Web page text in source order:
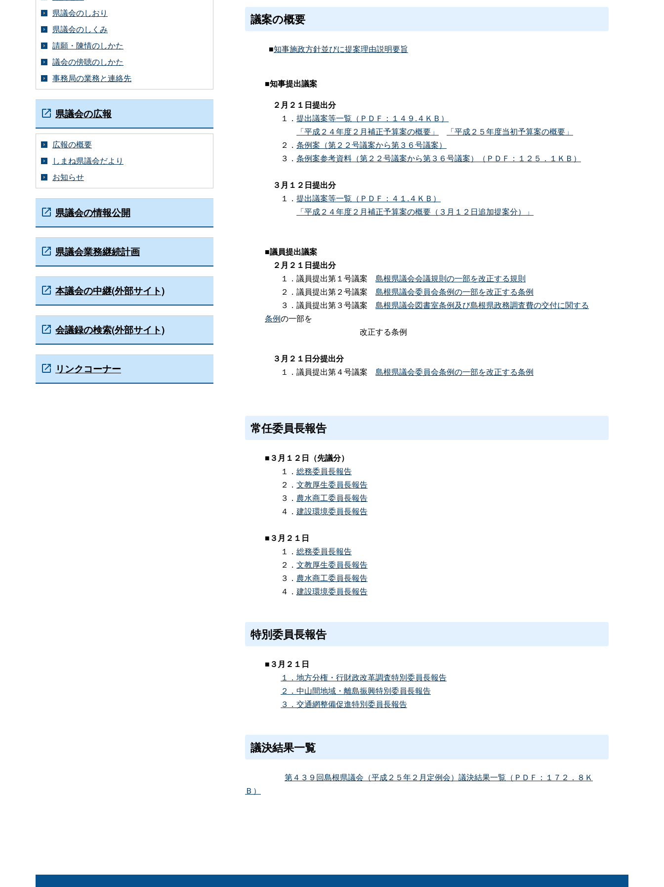
議案の概要
■知事施政方針並びに提案理由説明要旨
■知事提出議案
２月２１日提出分
１． 提出議案等一覧（ＰＤＦ：１４９.４ＫＢ）
「平成２４年度２月補正予算案の概要」
「平成２５年度当初予算案の概要」
２． 条例案（第２２号議案から第３６号議案）
３． 条例案参考資料（第２２号議案から第３６号議案）（ＰＤＦ：１２５．１ＫＢ）
３月１２日提出分
１． 提出議案等一覧（ＰＤＦ：４１.４ＫＢ）
「平成２４年度２月補正予算案の概要（３月１２日追加提案分）」
■議員提出議案
２月２１日提出分
１．議員提出第１号議案 島根県議会会議規則の一部を改正する規則
２．議員提出第２号議案 島根県議会委員会条例の一部を改正する条例
３．議員提出第３号議案 島根県議会図書室条例及び島根県政務調査費の交付に関する
条例の一部を
改正する条例
３月２１日分提出分
１．議員提出第４号議案 島根県議会委員会条例の一部を改正する条例
常任委員長報告
■３月１２日（先議分）
１． 総務委員長報告
２． 文教厚生委員長報告
３． 農水商工委員長報告
４． 建設環境委員長報告
■３月２１日
１． 総務委員長報告
２． 文教厚生委員長報告
３． 農水商工委員長報告
４． 建設環境委員長報告
特別委員長報告
■３月２１日
１．地方分権・行財政改革調査特別委員長報告
２．中山間地域・離島振興特別委員長報告
３．交通網整備促進特別委員長報告
議決結果一覧
第４３９回島根県議会（平成２５年２月定例会）議決結果一覧（ＰＤＦ：１７２．８Ｋ
Ｂ）
県議会のしおり
県議会のしくみ
請願・陳情のしかた
議会の傍聴のしかた
事務局の業務と連絡先
県議会の広報
広報の概要
しまね県議会だより
お知らせ
県議会の情報公開
県議会業務継続計画
本議会の中継(外部サイト)
会議録の検索(外部サイト)
リンクコーナー